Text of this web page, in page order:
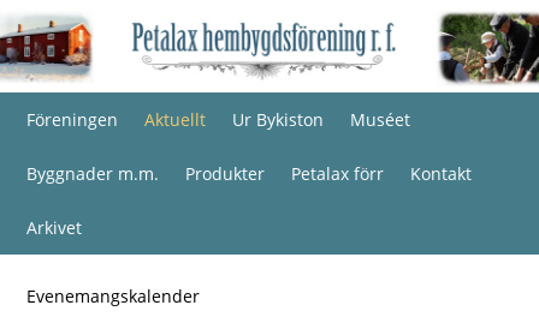
Föreningen Aktuellt Ur Bykiston Muséet
Byggnader m.m. Produkter Petalax förr Kontakt
Arkivet
Evenemangskalender